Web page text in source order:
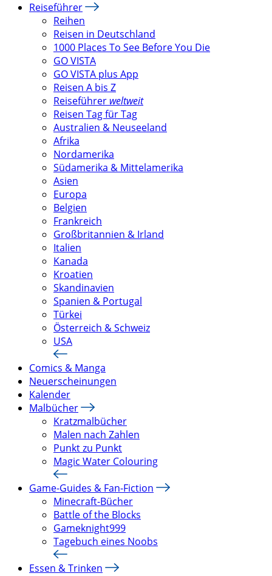
Reiseführer
Reihen
Reisen in Deutschland
1000 Places To See Before You Die
GO VISTA
GO VISTA plus App
Reisen A bis Z
Reiseführer weltweit
Reisen Tag für Tag
Australien & Neuseeland
Afrika
Nordamerika
Südamerika & Mittelamerika
Asien
Europa
Belgien
Frankreich
Großbritannien & Irland
Italien
Kanada
Kroatien
Skandinavien
Spanien & Portugal
Türkei
Österreich & Schweiz
USA
Comics & Manga
Neuerscheinungen
Kalender
Malbücher
Kratzmalbücher
Malen nach Zahlen
Punkt zu Punkt
Magic Water Colouring
Game-Guides & Fan-Fiction
Minecraft-Bücher
Battle of the Blocks
Gameknight999
Tagebuch eines Noobs
Essen & Trinken